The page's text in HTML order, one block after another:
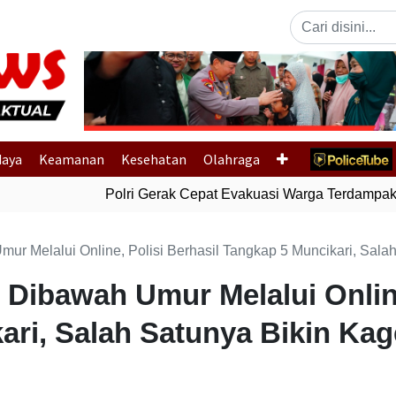
Previous
Keamanan Kesehatan Olahraga
Polri Gerak Cepat Evakuasi Warga Terdampak
Melalui Online, Polisi Berhasil Tangkap 5 Muncikari,
Umur Melalui
Salah Satunya Bikin